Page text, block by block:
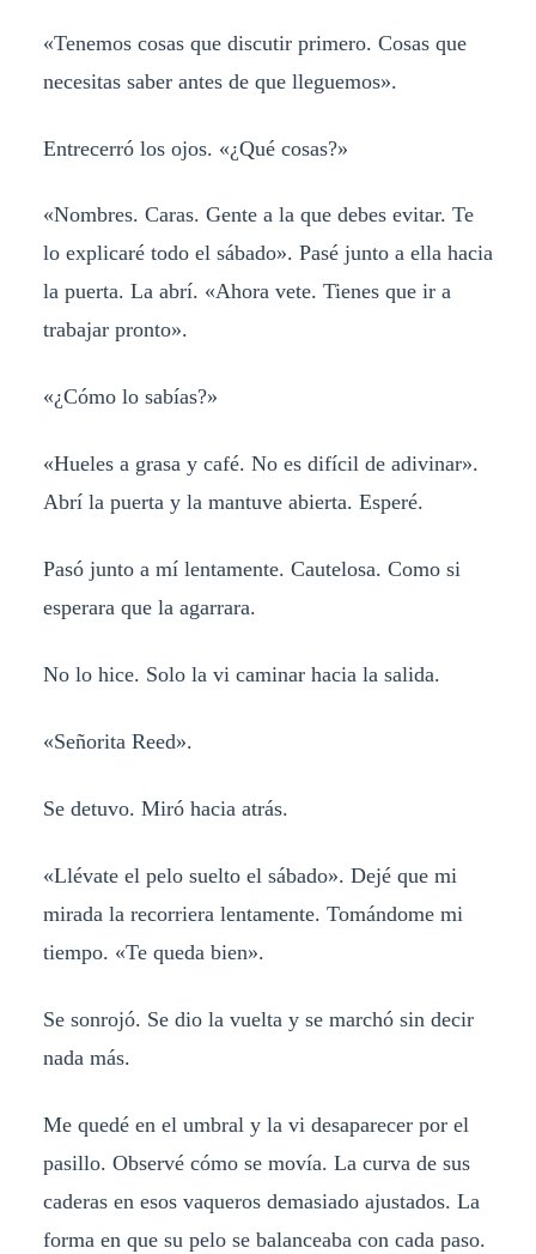
«Tenemos cosas que discutir primero. Cosas que
necesitas saber antes de que lleguemos».
Entrecerró los ojos. «¿Qué cosas?»
«Nombres. Caras. Gente a la que debes evitar. Te
lo explicaré todo el sábado». Pasé junto a ella hacia
la puerta. La abrí. «Ahora vete. Tienes que ir a
trabajar pronto».
«¿Cómo lo sabías?»
«Hueles a grasa y café. No es difícil de adivinar».
Abrí la puerta y la mantuve abierta. Esperé.
Pasó junto a mí lentamente. Cautelosa. Como si
esperara que la agarrara.
No lo hice. Solo la vi caminar hacia la salida.
«Señorita Reed».
Se detuvo. Miró hacia atrás.
«Llévate el pelo suelto el sábado». Dejé que mi
mirada la recorriera lentamente. Tomándome mi
tiempo. «Te queda bien».
Se sonrojó. Se dio la vuelta y se marchó sin decir
nada más.
Me quedé en el umbral y la vi desaparecer por el
pasillo. Observé cómo se movía. La curva de sus
caderas en esos vaqueros demasiado ajustados. La
forma en que su pelo se balanceaba con cada paso.